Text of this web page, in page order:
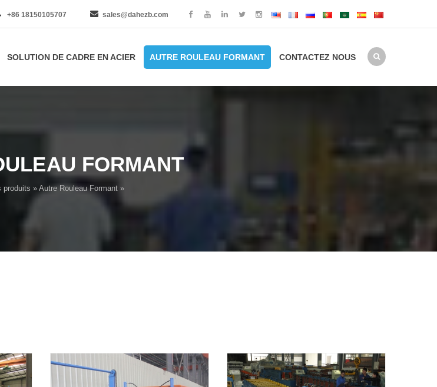
+86 18150105707 sales@dahezb.com
SOLUTION DE CADRE EN ACIER AUTRE ROULEAU FORMANT CONTACTEZ NOUS
FORMANT
produits » Autre Rouleau Formant»